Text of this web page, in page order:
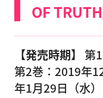
OF
【発売時期】 第
第2巻：2019年
年1月29日（水